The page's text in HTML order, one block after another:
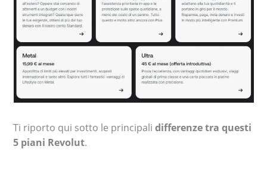
Ti riporto qui sotto le principalidifferenze tra questi
5 piani Revolut.